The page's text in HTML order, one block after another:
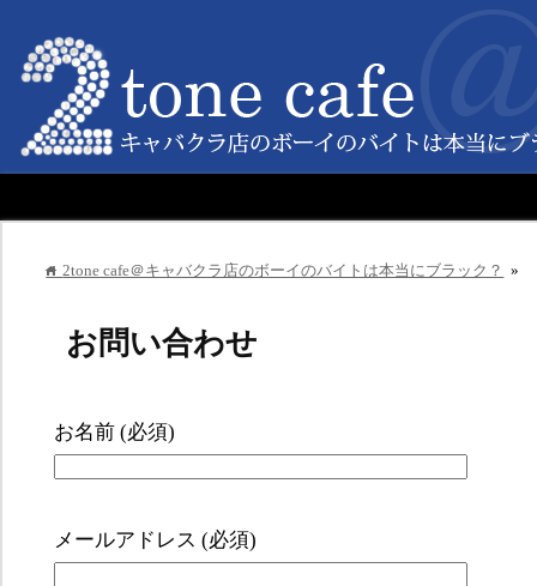
home2tone cafe＠キャバクラ店のボーイのバイトは本当にブラック？ »
お問い合わせ
お名前 (必須)
メールアドレス (必須)